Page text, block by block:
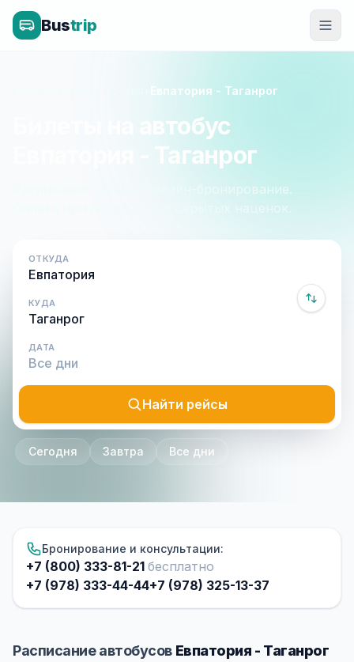
Bustrip
Евпатория - Таганрог
Билеты на автобус
Евпатория - Таганрог
Расписание, цены и онлайн-бронирование.
Оплата при посадке, без скрытых наценок.
ОТКУДА
КУДА
ДАТА
Найти рейсы
Сегодня Завтра Все дни
Бронирование и консультации:
+7 (800) 333-81-21 бесплатно
+7 (978) 333-44-44+7 (978) 325-13-37
Расписание автобусов Евпатория - Таганрог